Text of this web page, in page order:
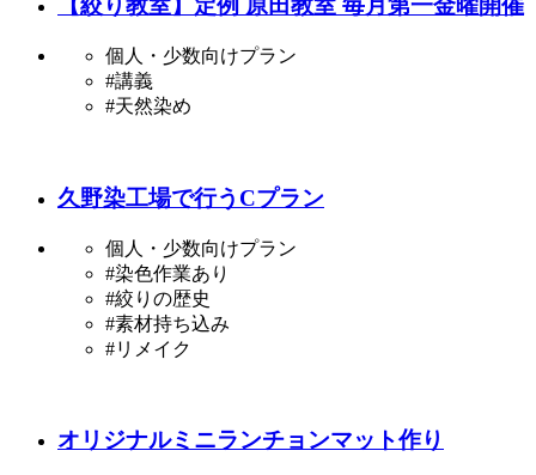
【絞り教室】定例 原田教室 毎月第一金曜開催
個人・少数向けプラン
#講義
#天然染め
久野染工場で行うCプラン
個人・少数向けプラン
#染色作業あり
#絞りの歴史
#素材持ち込み
#リメイク
オリジナルミニランチョンマット作り